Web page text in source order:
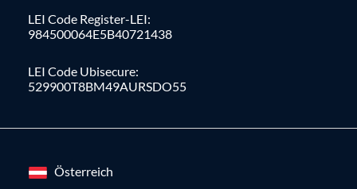
LEI Code Register-LEI:
984500064E5B40721438
LEI Code Ubisecure:
529900T8BM49AURSDO55
Österreich